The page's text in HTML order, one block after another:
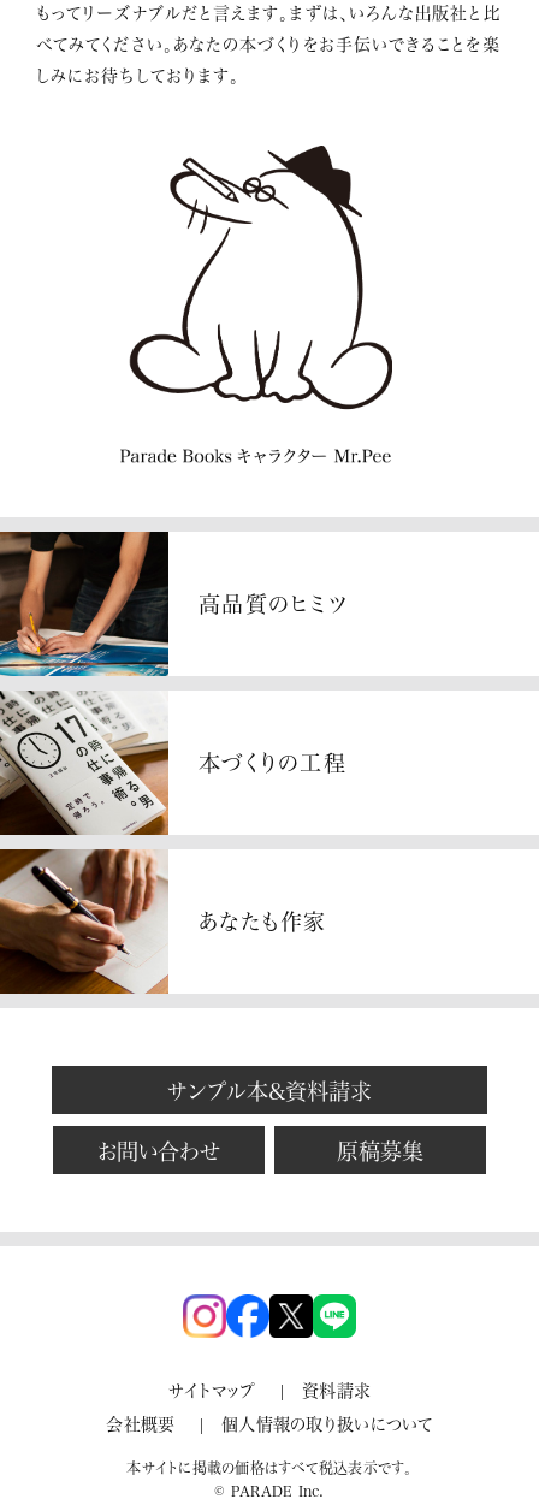
もってリーズナブルだと言えます。まずは、いろんな出版社と比
べてみてください。あなたの本づくりをお手伝いできることを楽
しみにお待ちしております。
高品質のヒミツ
本づくりの工程
あなたも作家
サンプル本&資料請求
お問い合わせ 原稿募集
サイトマップ
資料請求
会社概要
個人情報の取り扱いについて
本サイトに掲載の価格はすべて税込表示です。
© PARADE Inc.